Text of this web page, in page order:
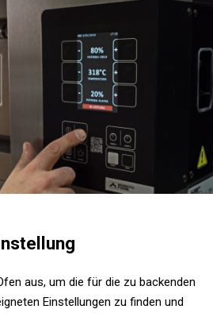
aus, um die für die zu backenden
Einstellungen zu finden und